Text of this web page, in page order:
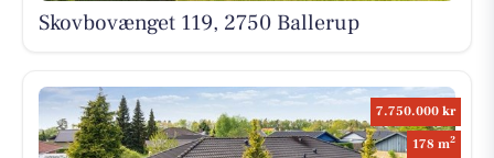
Skovbovænget 119, 2750 Ballerup
7.750.000 kr
178 m2